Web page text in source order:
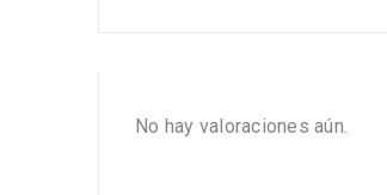
No hay valoraciones aún.